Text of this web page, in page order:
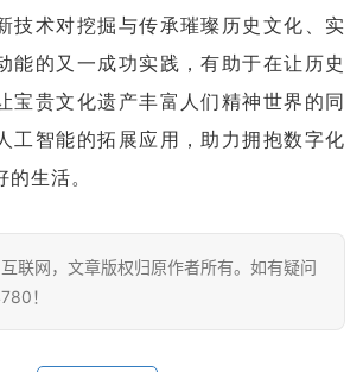
技术对挖掘与传承璀璨历史文化、实
能的又一成功实践，有助于在让历史
宝贵文化遗产丰富人们精神世界的同
工智能的拓展应用，助力拥抱数字化
生活。
联网，文章版权归原作者所有。如有疑问
！